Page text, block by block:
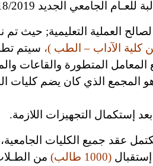
الجامعي الجديد 2018/2019.
كلية الآداب – الطب )، سيتم
المعامل المتطورة والقاعات
المجمع الذي كان يضم كليات
عقد جميع الكليات الجامعية،
(1000 طالب)
من